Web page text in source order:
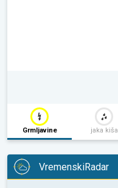
Grmljavine jaka kiša
VremenskiRadar